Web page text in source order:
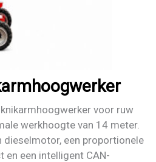
voor ruw
werkhoogte van 14 meter.
dieselmotor, een proportionele
een intelligent CAN-